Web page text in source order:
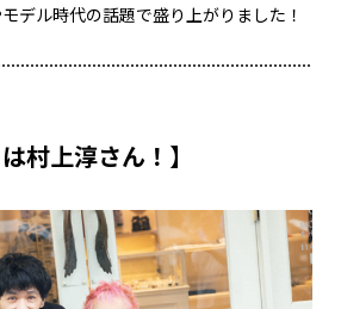
デル時代の話題で盛り上がりました！
村上淳さん！】